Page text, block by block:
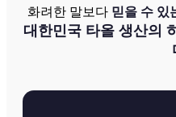
화려한 말보다 믿을 수 있
대한민국 타올 생산의